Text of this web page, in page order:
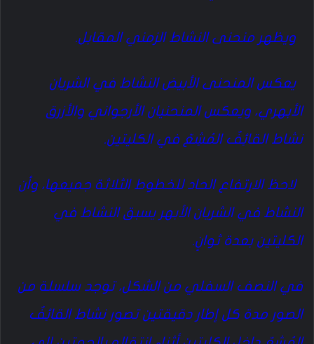
ويظهر منحنى النشاط الزمني المقابل.
يعكس المنحنى الأبيض النشاط في الشريان
الأبهري، ويعكس المنحنيان الأرجواني والأزرق
نشاط القائِفٌ المُشِعّ في الكليتين.
لاحظ الارتفاع الحاد للخطوط الثلاثة جميعها، وأن
النشاط في الشريان الأبهر يسبق النشاط في
الكليتين بعدة ثوانٍ.
في النصف السفلي من الشكل، توجد سلسلة من
الصور مدة كل إطار دقيقتين تصور نشاط القائِفٌ